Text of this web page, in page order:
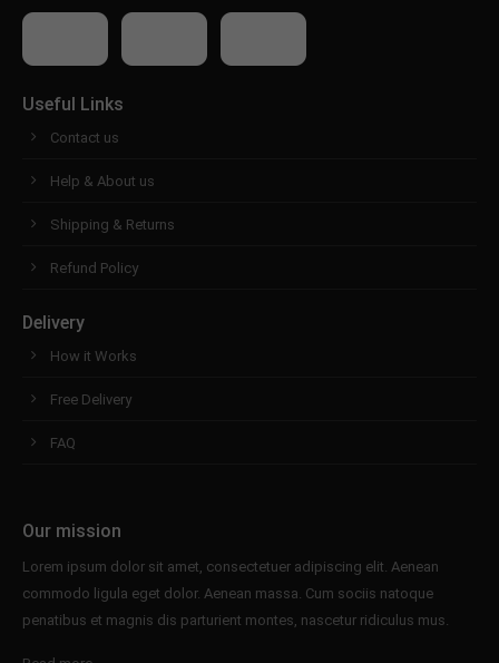
Useful Links
Contact us
Help & About us
Shipping & Returns
Refund Policy
Delivery
How it Works
Free Delivery
FAQ
Our mission
Lorem ipsum dolor sit amet, consectetuer adipiscing elit. Aenean
commodo ligula eget dolor. Aenean massa. Cum sociis natoque
penatibus et magnis dis parturient montes, nascetur ridiculus mus.